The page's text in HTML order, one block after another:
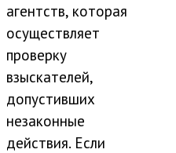
агентств, которая
осуществляет
проверку
взыскателей,
допустивших
незаконные
действия. Если